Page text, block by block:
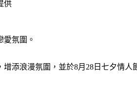
氛圍。
添浪漫氛圍，並於8月28日七夕情人